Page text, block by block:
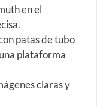
en el
patas de tubo
plataforma
claras y